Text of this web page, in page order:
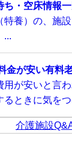
・空床情報
養）の、施
...
が安い有料
用が安いと言
ときに気を
介護施設